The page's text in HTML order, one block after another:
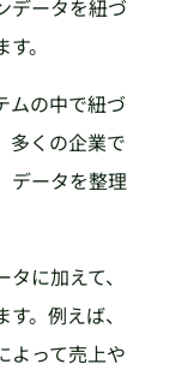
データを紐づ
。
ムの中で紐づ
多くの企業で
データを整理
に加えて、
。例えば、
よって売上や